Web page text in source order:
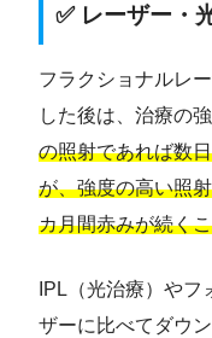
✅ レーザー・
フラクショナルレ
した後は、治療の
の照射であれば数
が、強度の高い照
カ月間赤みが続く
IPL（光治療）や
ザーに比べてダウ